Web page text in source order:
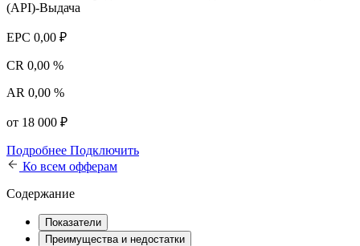
(API)-Выдача
EPC 0,00 ₽
CR 0,00 %
AR 0,00 %
от 18 000 ₽
Подробнее Подключить
Ко всем офферам
Содержание
Показатели
Преимущества и недостатки